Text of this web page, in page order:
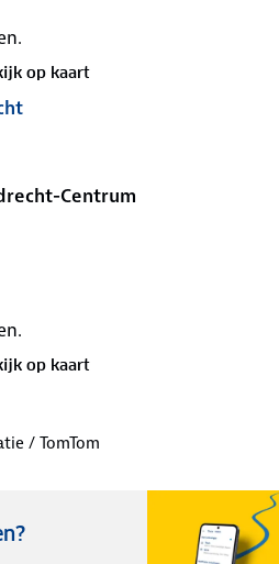
op kaart
Centrum
op kaart
/ TomTom